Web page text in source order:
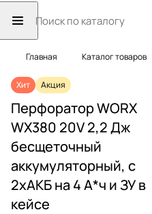
Главная Каталог товаров
Хит Акция
Перфоратор WORX
WX380 20V 2,2 Дж
бесщеточный
аккумуляторный, с
2хАКБ на 4 А*ч и ЗУ в
кейсе